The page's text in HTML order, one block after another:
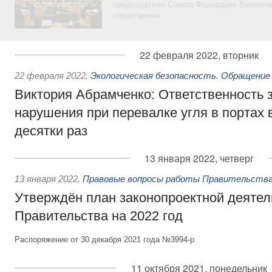
22 февраля 2022, вторник
22 февраля 2022, Экологическая безопасность.
Виктория Абрамченко: Ответственность
нарушения при перевалке угля в портах
десятки раз
13 января 2022, четверг
13 января 2022, Правовые вопросы работы
Утверждён план законопроектной
Правительства на 2022 год
Распоряжение от 30 декабря 2021 года №3994-р
11 октября 2021, понедельник